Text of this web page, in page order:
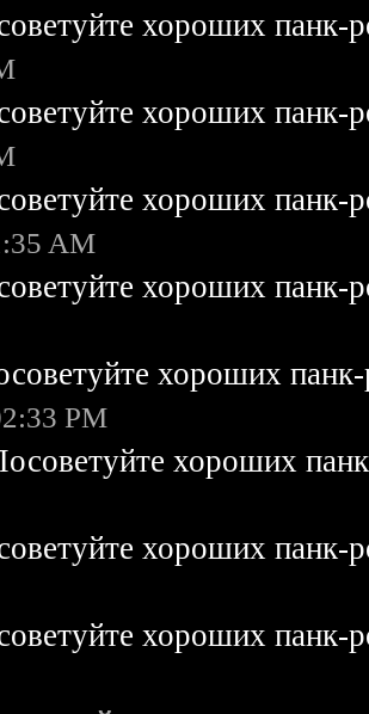
хороших панк-
хороших панк-
хороших панк-
AM
хороших панк-
хороших
PM
хороших
хороших панк-
хороших панк-